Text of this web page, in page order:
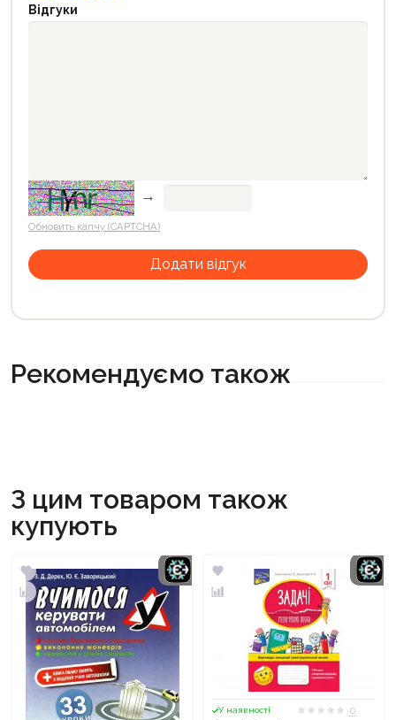
Відгуки
→
Обновить капчу (CAPTCHA)
Рекомендуємо також
З цим товаром також
купують
У наявності
0